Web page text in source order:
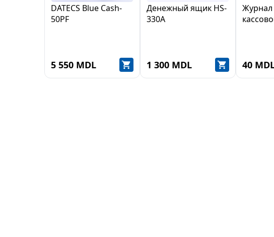
DATECS Blue Cash-
50PF
5 550 MDL
Денежный ящик HS-
330A
1 300 MDL
Журнал
40